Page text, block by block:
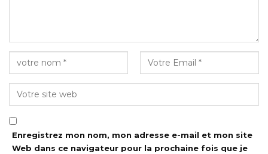
Enregistrez mon nom, mon adresse e-mail et mon site
Web dans ce navigateur pour la prochaine fois que je